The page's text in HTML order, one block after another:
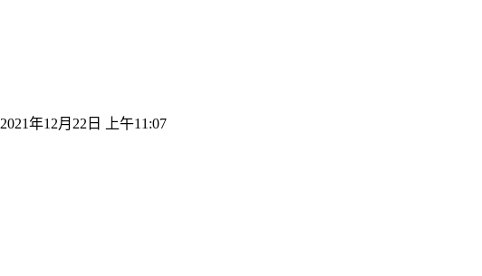
2021年12月22日 上午11:07